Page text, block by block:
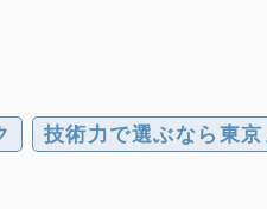
技術力で選ぶなら東